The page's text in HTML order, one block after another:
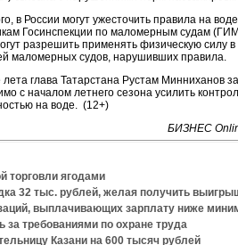
в России могут ужесточить правила на
Госинспекции по маломерным судам
разрешить применять физическую силу
маломерных судов, нарушивших правила.
лета глава Татарстана Рустам Минниханов
с началом летнего сезона усилить
на воде. (12+)
БИЗНЕС
торговли ягодами
32 тыс. рублей, желая получить
выплачивающих зарплату ниже
за требованиями по охране труда
Казани на 600 тысяч рублей